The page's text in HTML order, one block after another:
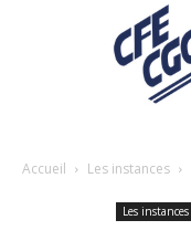
Accueil Les instances
Les instances